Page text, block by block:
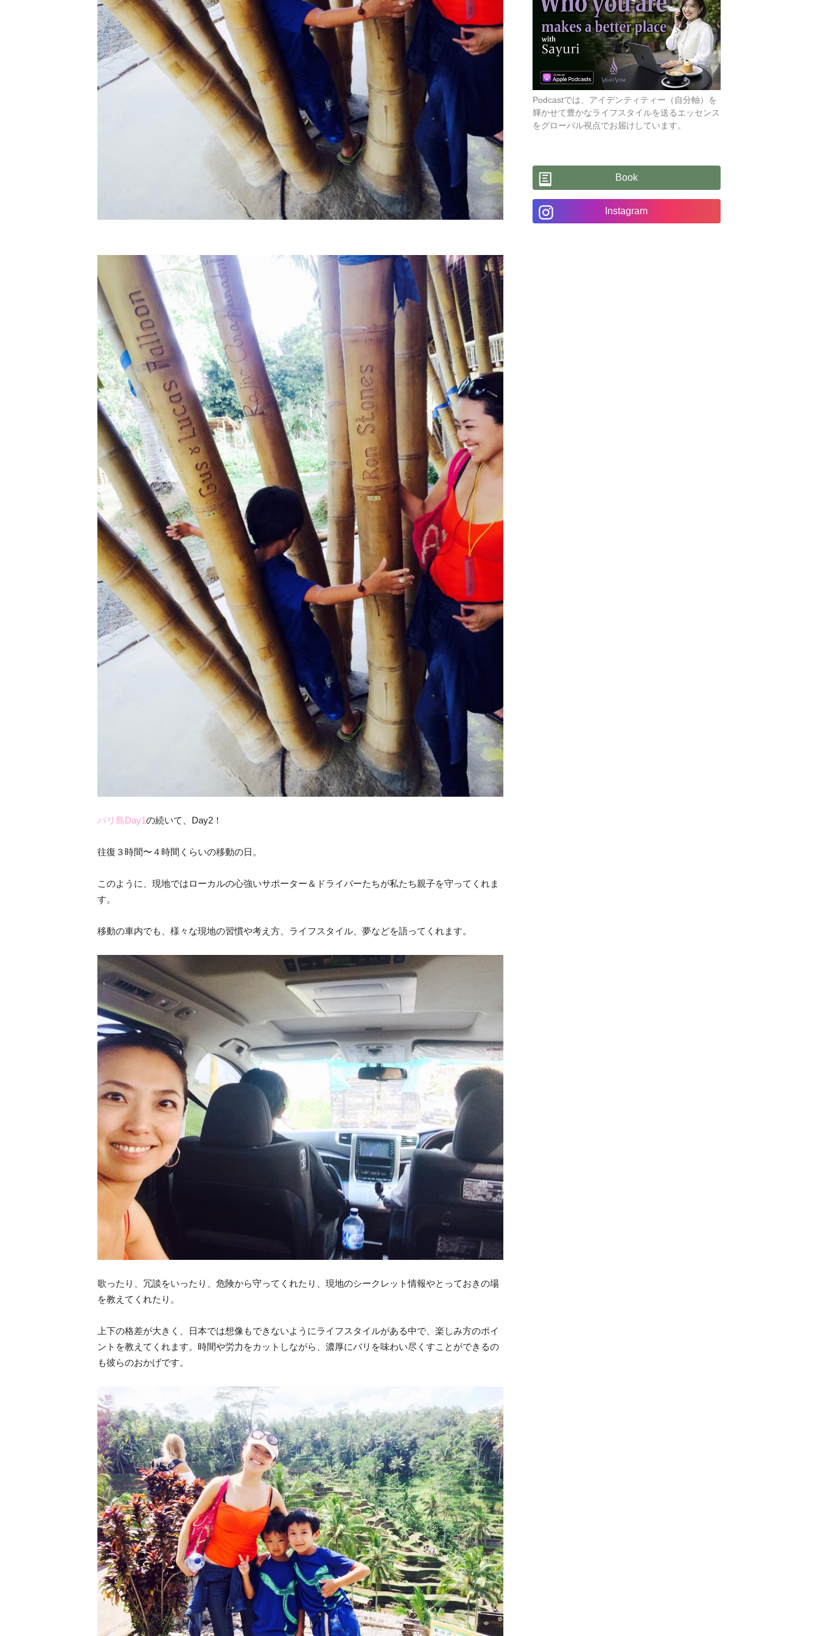
バリ島Day1の続いて、Day2！
往復３時間〜４時間くらいの移動の日。
このように、現地ではローカルの心強いサポーター＆ドライバーたちが私たち親子を守ってくれま
す。
移動の車内でも、様々な現地の習慣や考え方、ライフスタイル、夢などを語ってくれます。
歌ったり、冗談をいったり、危険から守ってくれたり、現地のシークレット情報やとっておきの場
を教えてくれたり。
上下の格差が大きく、日本では想像もできないようにライフスタイルがある中で、楽しみ方のポイ
ントを教えてくれます。時間や労力をカットしながら、濃厚にバリを味わい尽くすことができるの
も彼らのおかげです。
Podcastでは、アイデンティティー（自分軸）を
輝かせて豊かなライフスタイルを送るエッセンス
をグローバル視点でお届けしています。
Book
Instagram